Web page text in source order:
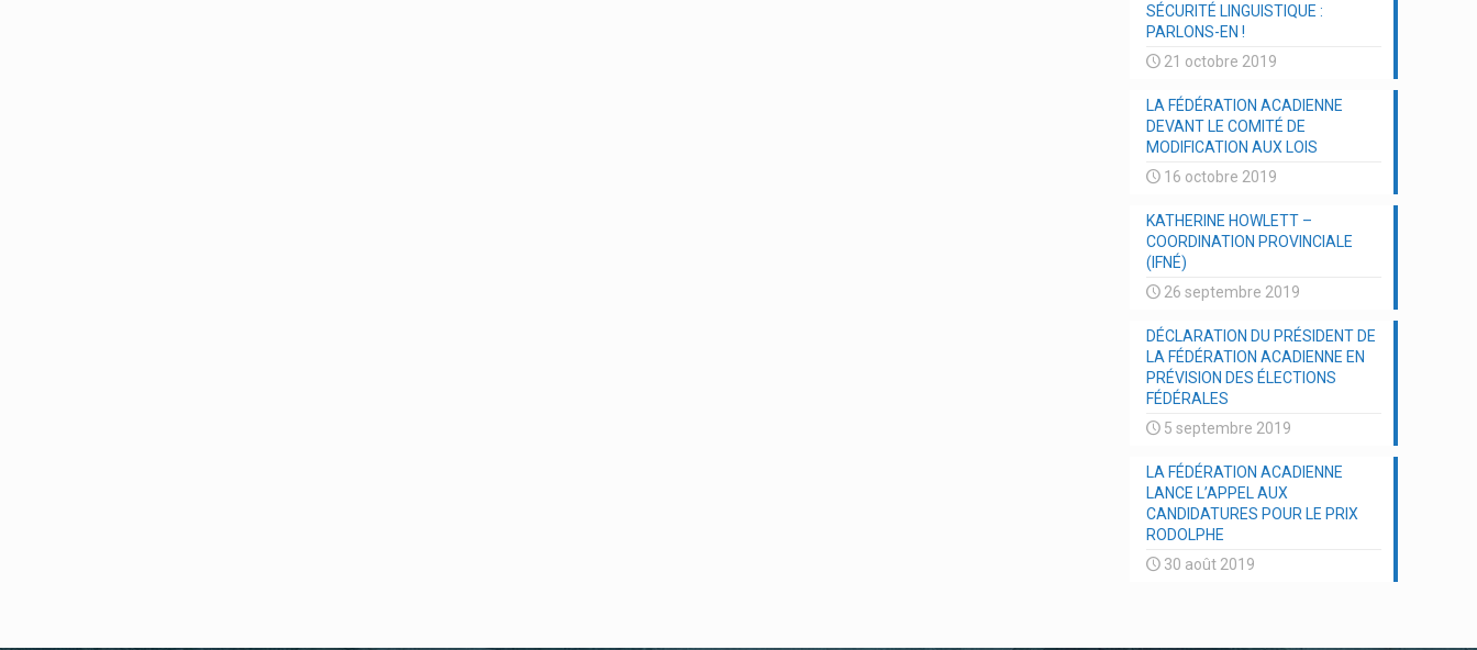
SÉCURITÉ LINGUISTIQUE :
PARLONS-EN !
21 octobre 2019
LA FÉDÉRATION ACADIENNE
DEVANT LE COMITÉ DE
MODIFICATION AUX LOIS
16 octobre 2019
KATHERINE HOWLETT –
COORDINATION PROVINCIALE
(IFNÉ)
26 septembre 2019
DÉCLARATION DU PRÉSIDENT DE
LA FÉDÉRATION ACADIENNE EN
PRÉVISION DES ÉLECTIONS
FÉDÉRALES
5 septembre 2019
LA FÉDÉRATION ACADIENNE
LANCE L’APPEL AUX
CANDIDATURES POUR LE PRIX
RODOLPHE
30 août 2019